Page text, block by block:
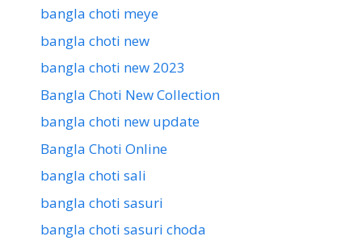
bangla choti meye
bangla choti new
bangla choti new 2023
Bangla Choti New Collection
bangla choti new update
Bangla Choti Online
bangla choti sali
bangla choti sasuri
bangla choti sasuri choda